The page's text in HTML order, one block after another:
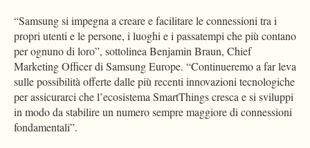
“Samsung si impegna a creare e facilitare le connessioni tra i
propri utenti e le persone, i luoghi e i passatempi che più contano
per ognuno di loro”, sottolinea Benjamin Braun, Chief
Marketing Officer di Samsung Europe. “Continueremo a far leva
sulle possibilità offerte dalle più recenti innovazioni tecnologiche
per assicurarci che l’ecosistema SmartThings cresca e si sviluppi
in modo da stabilire un numero sempre maggiore di connessioni
fondamentali”.